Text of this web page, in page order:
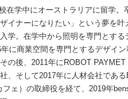
在学中にオーストラリアに留学。
イナーになりたい」という夢を叶
学。在学中から照明を専門とする
に商業空間を専門とするデザイン
の後、2011年にROBOT PAYMET
、そして2017年に人材会社であ
ェ）の取締役を経て、2019年